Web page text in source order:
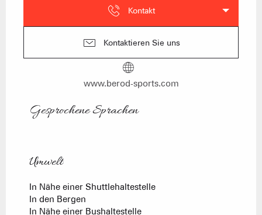
Kontakt
Kontaktieren Sie uns
www.berod-sports.com
Gesprochene Sprachen
Gesprochene Sprachen
Umwelt
Umwelt
In Nähe einer Shuttlehaltestelle
In den Bergen
In Nähe einer Bushaltestelle